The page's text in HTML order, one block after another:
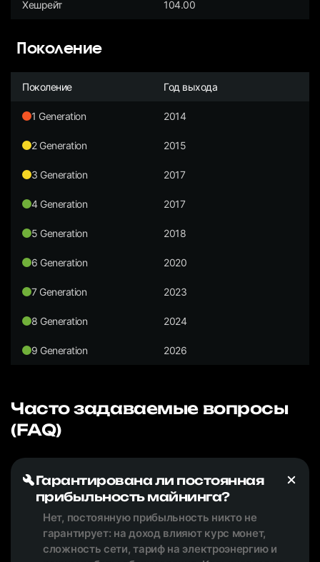
Хешрейт 104.00
Поколение
Поколение Год выхода
1 Generation 2014
2 Generation 2015
3 Generation 2017
4 Generation 2017
5 Generation 2018
6 Generation 2020
7 Generation 2023
8 Generation 2024
9 Generation 2026
Часто задаваемые вопросы
(FAQ)
Гарантирована ли постоянная
прибыльность майнинга?
Нет, постоянную прибыльность никто не
гарантирует: на доход влияют курс монет,
сложность сети, тариф на электроэнергию и